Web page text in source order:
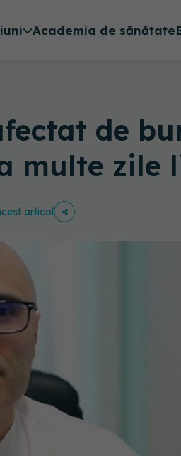
Academia de sănătate
de
multe zile
articol